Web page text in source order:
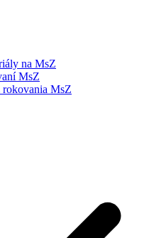
na MsZ
MsZ
rokovania MsZ